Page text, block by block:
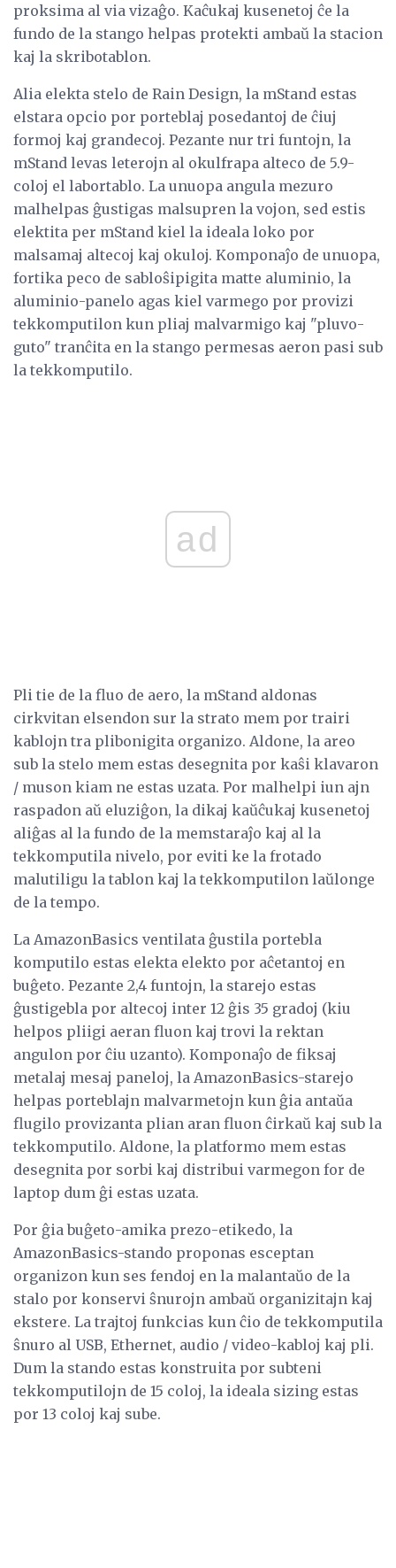
proksima al via vizaĝo. Kaĉukaj kusenetoj ĉe la
fundo de la stango helpas protekti ambaŭ la stacion
kaj la skribotablon.
Alia elekta stelo de Rain Design, la mStand estas
elstara opcio por porteblaj posedantoj de ĉiuj
formoj kaj grandecoj. Pezante nur tri funtojn, la
mStand levas leterojn al okulfrapa alteco de 5.9-
coloj el labortablo. La unuopa angula mezuro
malhelpas ĝustigas malsupren la vojon, sed estis
elektita per mStand kiel la ideala loko por
malsamaj altecoj kaj okuloj. Komponaĵo de unuopa,
fortika peco de sabloŝipigita matte aluminio, la
aluminio-panelo agas kiel varmego por provizi
tekkomputilon kun pliaj malvarmigo kaj "pluvo-
guto" tranĉita en la stango permesas aeron pasi sub
la tekkomputilo.
ad
Pli tie de la fluo de aero, la mStand aldonas
cirkvitan elsendon sur la strato mem por trairi
kablojn tra plibonigita organizo. Aldone, la areo
sub la stelo mem estas desegnita por kaŝi klavaron
/ muson kiam ne estas uzata. Por malhelpi iun ajn
raspadon aŭ eluziĝon, la dikaj kaŭĉukaj kusenetoj
aliĝas al la fundo de la memstaraĵo kaj al la
tekkomputila nivelo, por eviti ke la frotado
malutiligu la tablon kaj la tekkomputilon laŭlonge
de la tempo.
La AmazonBasics ventilata ĝustila portebla
komputilo estas elekta elekto por aĉetantoj en
buĝeto. Pezante 2,4 funtojn, la starejo estas
ĝustigebla por altecoj inter 12 ĝis 35 gradoj (kiu
helpos pliigi aeran fluon kaj trovi la rektan
angulon por ĉiu uzanto). Komponaĵo de fiksaj
metalaj mesaj paneloj, la AmazonBasics-starejo
helpas porteblajn malvarmetojn kun ĝia antaŭa
flugilo provizanta plian aran fluon ĉirkaŭ kaj sub la
tekkomputilo. Aldone, la platformo mem estas
desegnita por sorbi kaj distribui varmegon for de
laptop dum ĝi estas uzata.
Por ĝia buĝeto-amika prezo-etikedo, la
AmazonBasics-stando proponas esceptan
organizon kun ses fendoj en la malantaŭo de la
stalo por konservi ŝnurojn ambaŭ organizitajn kaj
ekstere. La trajtoj funkcias kun ĉio de tekkomputila
ŝnuro al USB, Ethernet, audio / video-kabloj kaj pli.
Dum la stando estas konstruita por subteni
tekkomputilojn de 15 coloj, la ideala sizing estas
por 13 coloj kaj sube.